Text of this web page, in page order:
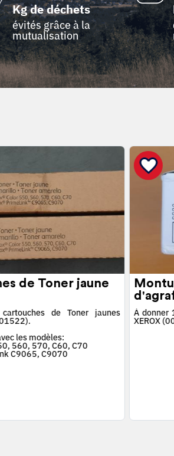
Kg de déchets
évités grâce à la
mutualisation
de Toner jaune
de Toner jaunes
les modèles:
560, 570, C60, C70
C9065, C9070
À donner
XEROX